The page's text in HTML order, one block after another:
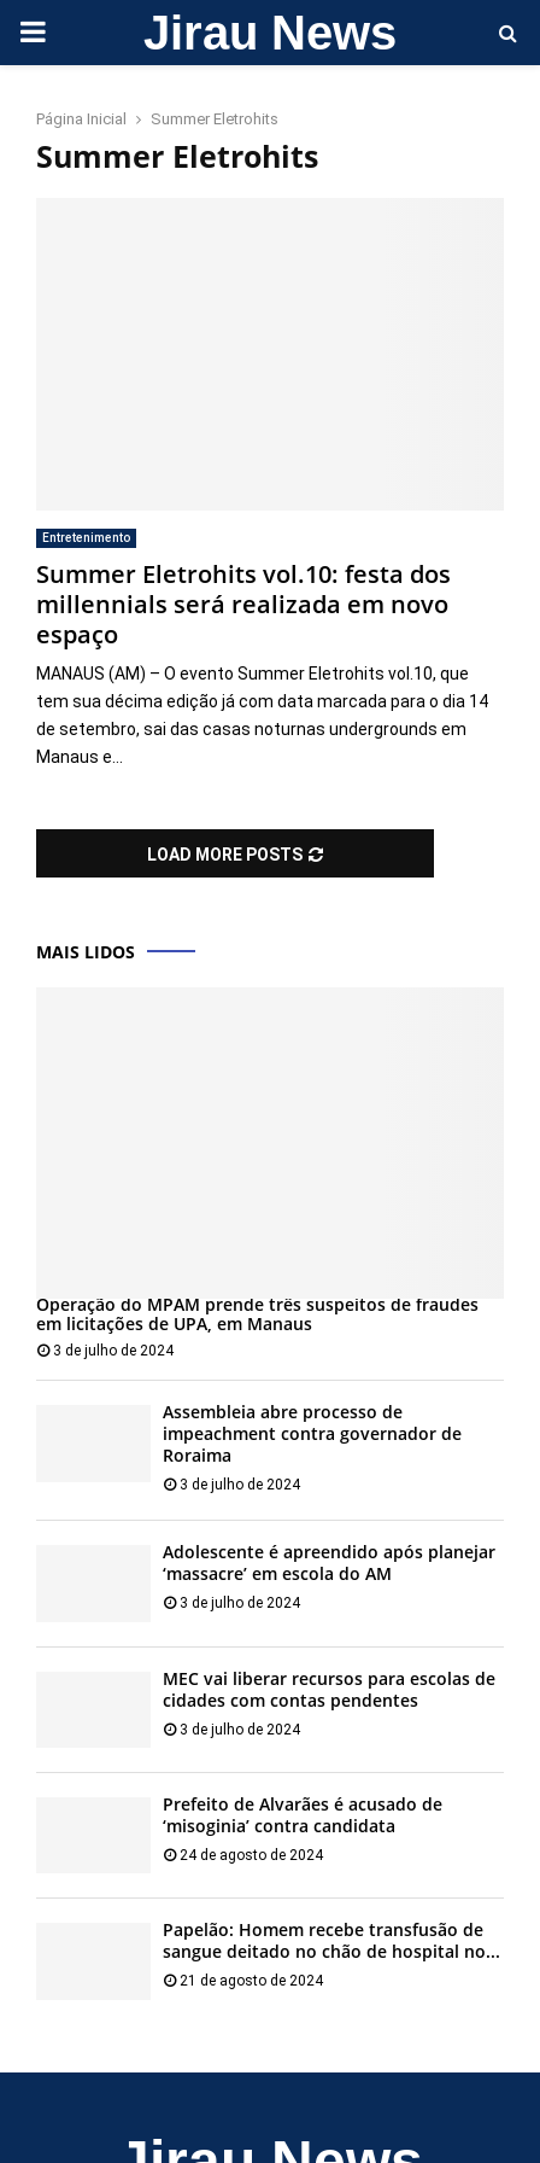
PRIMARY Jirau News
Página Inicial Summer Eletrohits
Summer Eletrohits
Entretenimento
Summer Eletrohits vol.10: festa dos
millennials será realizada em novo
espaço
MANAUS (AM) – O evento Summer Eletrohits vol.10, que
tem sua décima edição já com data marcada para o dia 14
de setembro, sai das casas noturnas undergrounds em
Manaus e...
LOAD MORE POSTS
MAIS LIDOS
Operação do MPAM prende três suspeitos de fraudes
em licitações de UPA, em Manaus
3 de julho de 2024
Assembleia abre processo de
impeachment contra governador de
Roraima
3 de julho de 2024
Adolescente é apreendido após planejar
‘massacre’ em escola do AM
3 de julho de 2024
MEC vai liberar recursos para escolas de
cidades com contas pendentes
3 de julho de 2024
Prefeito de Alvarães é acusado de
‘misoginia’ contra candidata
24 de agosto de 2024
Papelão: Homem recebe transfusão de
sangue deitado no chão de hospital no...
21 de agosto de 2024